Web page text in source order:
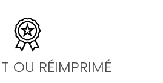
OU RÉIMPRIMÉ